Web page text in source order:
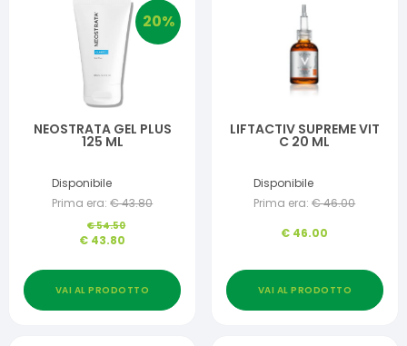
20%
NEOSTRATA GEL PLUS
125 ML
Disponibile
Prima era: €43.80
€54.50
€ 43.80
VAI AL PRODOTTO
LIFTACTIV SUPREME VIT
C 20 ML
Disponibile
Prima era: €46.00
€ 46.00
VAI AL PRODOTTO